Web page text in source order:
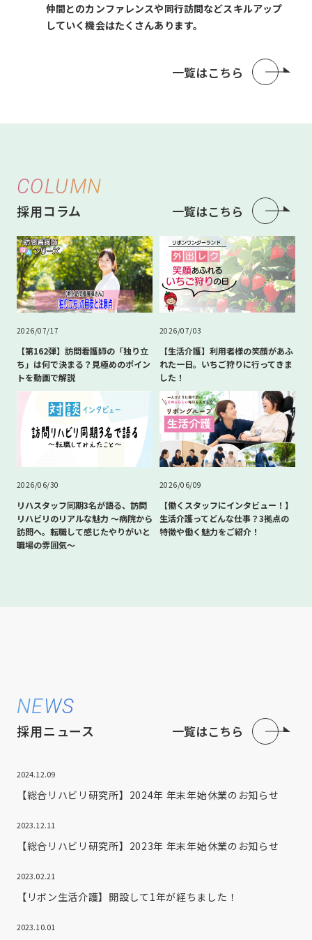
仲間とのカンファレンスや同行訪問などスキルアップ
していく機会はたくさんあります。
一覧はこちら
COLUMN
採用コラム 一覧はこちら
2026/07/17
【第162弾】訪問看護師の「独り立
ち」は何で決まる？見極めのポイン
トを動画で解説
2026/07/03
【生活介護】利用者様の笑顔があふ
れた一日。いちご狩りに行ってきま
した！
2026/06/30
リハスタッフ同期3名が語る、訪問
リハビリのリアルな魅力 〜病院から
訪問へ。転職して感じたやりがいと
職場の雰囲気〜
2026/06/09
【働くスタッフにインタビュー！】
生活介護ってどんな仕事？3拠点の
特徴や働く魅力をご紹介！
NEWS
採用ニュース 一覧はこちら
2024.12.09
【総合リハビリ研究所】2024年 年末年始休業のお知らせ
2023.12.11
【総合リハビリ研究所】2023年 年末年始休業のお知らせ
2023.02.21
【リボン生活介護】開設して1年が経ちました！
2023.10.01